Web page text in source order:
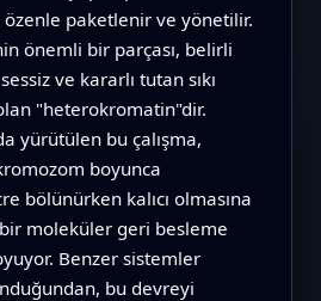
paketlenir ve yönetilir.
önemli bir parçası, belirli
ve kararlı tutan sıkı
"heterokromatin"dir.
yürütülen bu çalışma,
boyunca
bölünürken kalıcı olmasına
moleküler geri besleme
Benzer sistemler
bu devreyi